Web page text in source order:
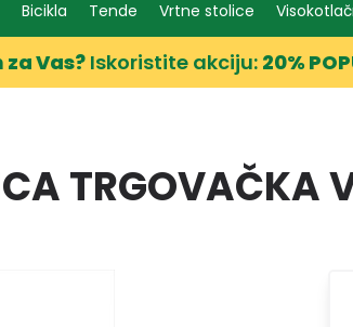
Bicikla Tende Vrtne stolice
Vas?Iskoristite akciju: 20%
TRGOVAČKA